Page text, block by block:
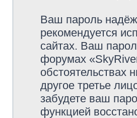
Ваш пароль
рекомендуется
сайтах. Ваш
форумах
обстоятельствах
другое третье
забудете ваш
функцией